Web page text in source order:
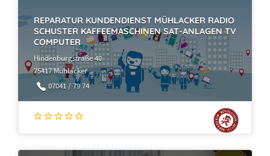
REPARATUR KUNDENDIENST MÜHLACKER RADIO
SCHUSTER KAFFEEMASCHINEN SAT-ANLAGEN TV
COMPUTER
Hindenburgstraße 40
75417 Mühlacker
07041 / 79 74